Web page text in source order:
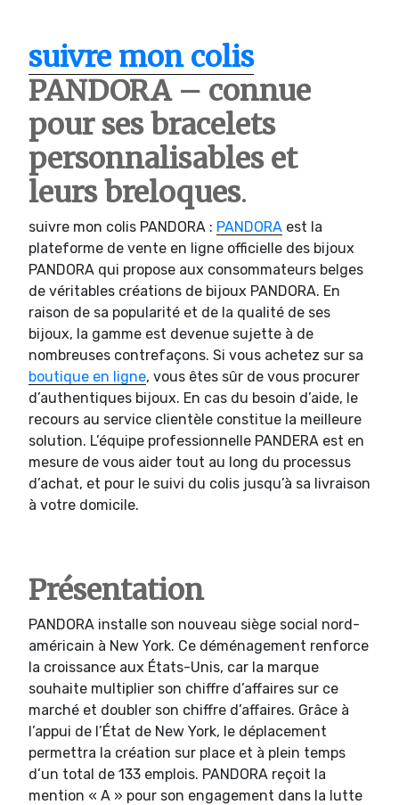
suivre mon colis
PANDORA – connue
pour ses bracelets
personnalisables et
leurs breloques.
suivre mon colis PANDORA : PANDORA est la
plateforme de vente en ligne officielle des bijoux
PANDORA qui propose aux consommateurs belges
de véritables créations de bijoux PANDORA. En
raison de sa popularité et de la qualité de ses
bijoux, la gamme est devenue sujette à de
nombreuses contrefaçons. Si vous achetez sur sa
boutique en ligne, vous êtes sûr de vous procurer
d’authentiques bijoux. En cas du besoin d’aide, le
recours au service clientèle constitue la meilleure
solution. L’équipe professionnelle PANDERA est en
mesure de vous aider tout au long du processus
d’achat, et pour le suivi du colis jusqu’à sa livraison
à votre domicile.
Présentation
PANDORA installe son nouveau siège social nord-
américain à New York. Ce déménagement renforce
la croissance aux États-Unis, car la marque
souhaite multiplier son chiffre d’affaires sur ce
marché et doubler son chiffre d’affaires. Grâce à
l’appui de l’État de New York, le déplacement
permettra la création sur place et à plein temps
d’un total de 133 emplois. PANDORA reçoit la
mention « A » pour son engagement dans la lutte